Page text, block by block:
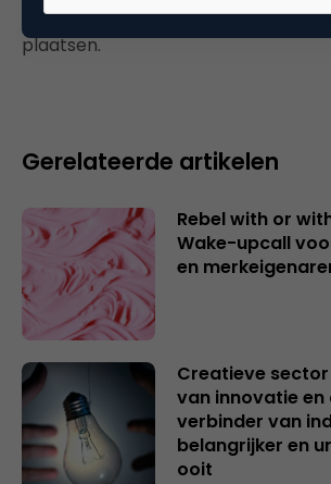
Je moetingelogd zijn opom een
plaatsen.
Gerelateerde artikelen
Rebel with or
Wake-upcall
en
Creatieve
van innovatie
verbinder van
belangrijker en
ooit